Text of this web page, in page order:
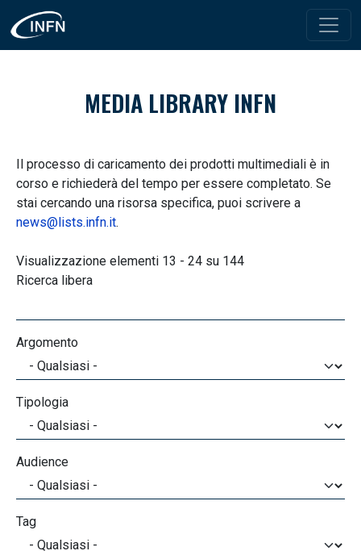
Salta al contenuto principale
MEDIA LIBRARY INFN
Il processo di caricamento dei prodotti multimediali è in
corso e richiederà del tempo per essere completato. Se
stai cercando una risorsa specifica, puoi scrivere a
news@lists.infn.it.
Visualizzazione elementi 13 - 24 su 144
Ricerca libera
Argomento
Tipologia
Audience
Tag